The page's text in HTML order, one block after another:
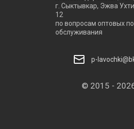
© 2015 -
г. Сыктывкар, Эжва
12
по вопросам оптовых
обслуживания
p-